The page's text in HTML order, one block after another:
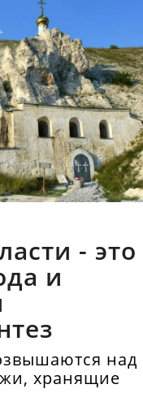
- это
и
над
хранящие